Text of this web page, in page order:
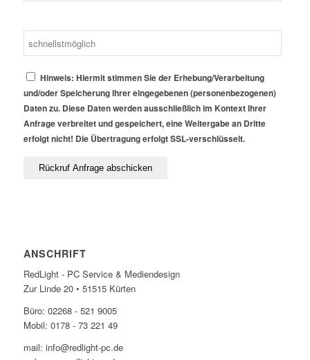
Hinweis: Hiermit stimmen Sie der Erhebung/Verarbeitung
und/oder Speicherung Ihrer eingegebenen (personenbezogenen)
Daten zu. Diese Daten werden ausschließlich im Kontext Ihrer
Anfrage verbreitet und gespeichert, eine Weitergabe an Dritte
erfolgt nicht! Die Übertragung erfolgt SSL-verschlüsselt.
ANSCHRIFT
RedLight - PC Service & Mediendesign
Zur Linde 20 • 51515 Kürten
Büro: 02268 - 521 9005
Mobil: 0178 - 73 221 49
mail: info@redlight-pc.de